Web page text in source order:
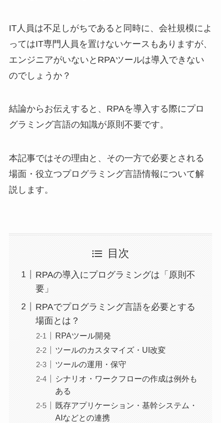
IT人員は不足しがちであると同時に、会社規模によ
ってはIT専門人員を置けないケースもありますが、
エンジニアがいないとRPAツールは導入できない
のでしょうか？
結論からお伝えすると、RPAを導入する際にプロ
グラミング言語の知識が原則不要です。
本記事ではその理由と、その一方で必要とされる
場面・役立つプログラミング言語情報について解
説します。
目次
RPAの導入にプログラミングは「原則不
要」
RPAでプログラミング言語を必要とする
場面とは？
RPAツール開発
ツールのカスタマイズ・UI改変
ツールの運用・保守
シナリオ・ワークフローの作成は例外も
ある
既存アプリケーション・基幹システム・
AIなどとの連携